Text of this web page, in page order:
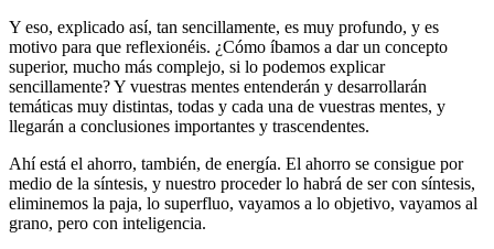
Y eso, explicado así, tan sencillamente, es muy profundo, y es
motivo para que reflexionéis. ¿Cómo íbamos a dar un concepto
superior, mucho más complejo, si lo podemos explicar
sencillamente? Y vuestras mentes entenderán y desarrollarán
temáticas muy distintas, todas y cada una de vuestras mentes, y
llegarán a conclusiones importantes y trascendentes.
Ahí está el ahorro, también, de energía. El ahorro se consigue por
medio de la síntesis, y nuestro proceder lo habrá de ser con síntesis,
eliminemos la paja, lo superfluo, vayamos a lo objetivo, vayamos al
grano, pero con inteligencia.